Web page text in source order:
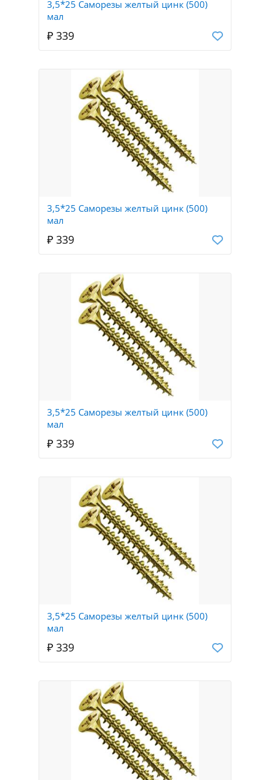
3,5*25 Саморезы желтый цинк (500)
мал
₽ 339
3,5*25 Саморезы желтый цинк (500)
мал
₽ 339
3,5*25 Саморезы желтый цинк (500)
мал
₽ 339
3,5*25 Саморезы желтый цинк (500)
мал
₽ 339